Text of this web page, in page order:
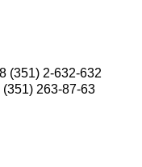
(351) 2-632-632
263-87-63